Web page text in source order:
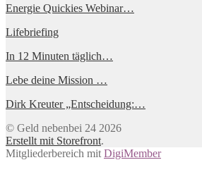
Energie Quickies Webinar…
Lifebriefing
In 12 Minuten täglich…
Lebe deine Mission …
Dirk Kreuter „Entscheidung:…
© Geld nebenbei 24 2026
Erstellt mit Storefront.
Mitgliederbereich mit DigiMember